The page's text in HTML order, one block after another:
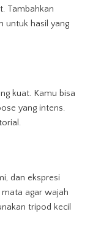
Tambahkan
untuk hasil yang
kuat. Kamu bisa
yang intens.
dan ekspresi
agar wajah
tripod kecil